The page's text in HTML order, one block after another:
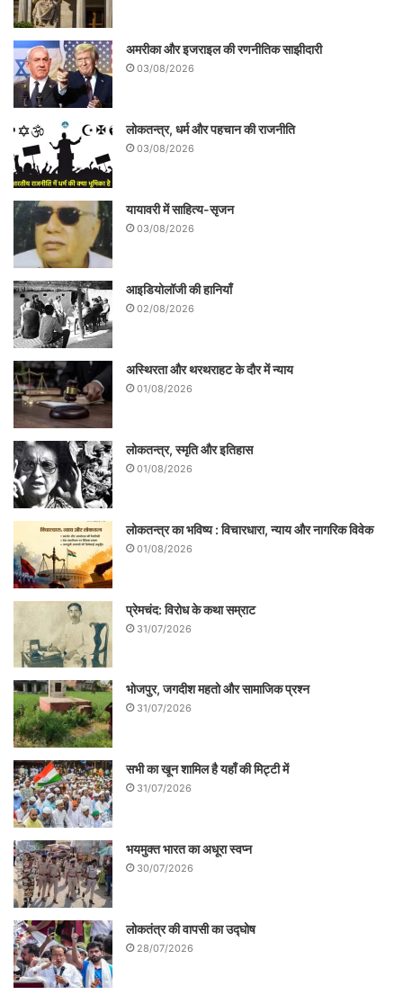
अमरीका और इजराइल की रणनीतिक साझीदारी
03/08/2026
लोकतन्त्र, धर्म और पहचान की राजनीति
03/08/2026
यायावरी में साहित्य-सृजन
03/08/2026
आइडियोलॉजी की हानियाँ
02/08/2026
अस्थिरता और थरथराहट के दौर में न्याय
01/08/2026
लोकतन्त्र, स्मृति और इतिहास
01/08/2026
लोकतन्त्र का भविष्य : विचारधारा, न्याय और नागरिक विवेक
01/08/2026
प्रेमचंद: विरोध के कथा सम्राट
31/07/2026
भोजपुर, जगदीश महतो और सामाजिक प्रश्न
31/07/2026
सभी का खून शामिल है यहाँ की मिट्टी में
31/07/2026
भयमुक्त भारत का अधूरा स्वप्न
30/07/2026
लोकतंत्र की वापसी का उद्घोष
28/07/2026